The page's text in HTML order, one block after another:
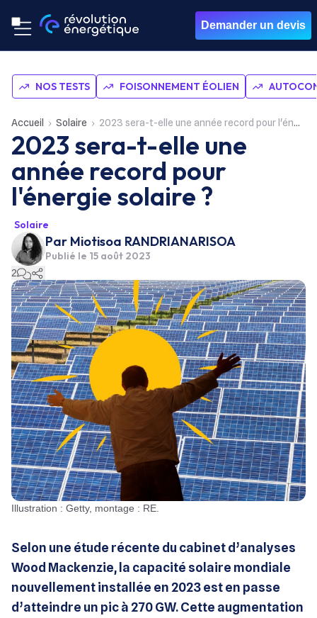
Demander un devis
NOS TESTS FOISONNEMENT ÉOLIEN
Accueil Solaire 2023 sera-t-elle une année record pour l'énergie solaire ?
2023 sera-t-elle une
année record pour
l'énergie solaire ?
Solaire
Par Miotisoa RANDRIANARISOA
Publié le 15 août 2023
2
Illustration : Getty, montage : RE.
Selon une étude récente du cabinet d’analyses
Wood Mackenzie, la capacité solaire mondiale
nouvellement installée en 2023 est en passe
d’atteindre un pic à 270 GW. Cette augmentation